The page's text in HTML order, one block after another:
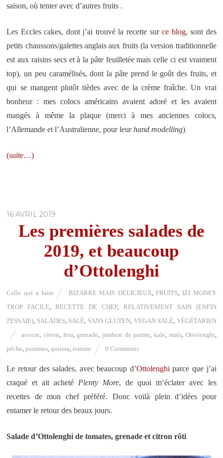
saison, où tenter avec d’autres fruits .
Les Eccles cakes, dont j’ai trouvé la recette surce blog, sont des
petits chaussons/galettes anglais aux fruits (la version traditionnelle
est aux raisins secs et à la pâte feuilletée mais celle ci est vraiment
top), un peu caramélisés, dont la pâte prend le goût des fruits, et
qui se mangent plutôt tièdes avec de la crème fraîche. Un vrai
bonheur : mes colocs américains avaient adoré et les avaient
mangés à même la plaque (merci à mes anciennes colocs,
l’Allemande et l’Australienne, pour leurhand modelling)
(suite…)
16 AVRIL 2019
Les premières salades de
2019, et beaucoup
d’Ottolenghi
Celle qui a faim BIZARRE MAIS DÉLICIEUX ,FRUITS
IZI MONEY
TROP FACILE ,RECETTE DE CHEF, RELATIVEMENT SAIN (ENFIN
J'ESSAIE) SALADES, SALÉ SANS GLUTEN VEGAN SALÉ VÉGÉTARIEN
avocat citron feta grenade jambon de parme ,kale maïs, Ottolenghi
péche ,pommes ,quinoa ,tomate 0 Comments
Le retour des salades, avec beaucoup d’Ottolenghi parce que j’ai
craqué et ait acheté Plenty More, de quoi m’éclater avec les
recettes de mon chef préféré. Donc voilà plein d’idées pour
entamer le retour des beaux jours.
Salade d’Ottolenghi de tomates, grenade et citron rôti